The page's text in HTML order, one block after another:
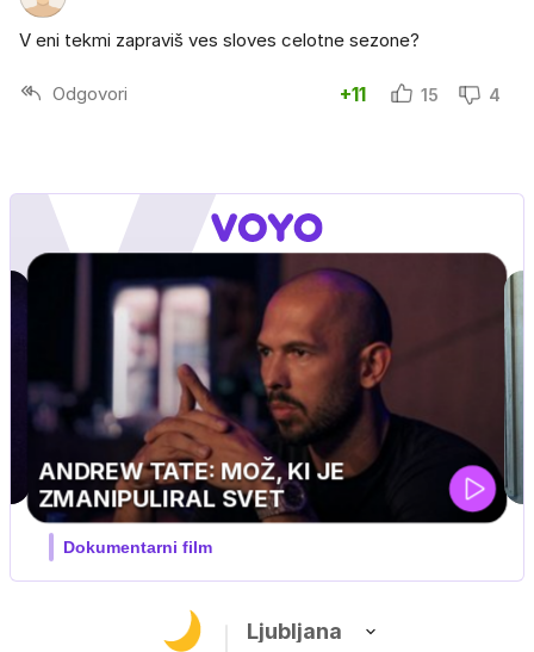
V eni tekmi zapraviš ves sloves celotne sezone?
Odgovori +11 15 4
PRIJATELJ PINGVIN
meseca / družinski, pustolovski
Ljubljana